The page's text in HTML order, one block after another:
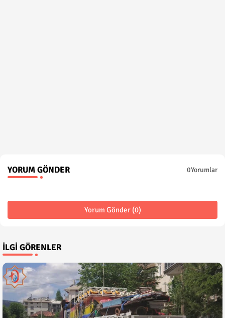
YORUM GÖNDER 0Yorumlar
Yorum Gönder (0)
İLGI GÖRENLER